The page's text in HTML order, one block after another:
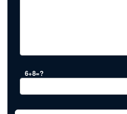
6+8=?